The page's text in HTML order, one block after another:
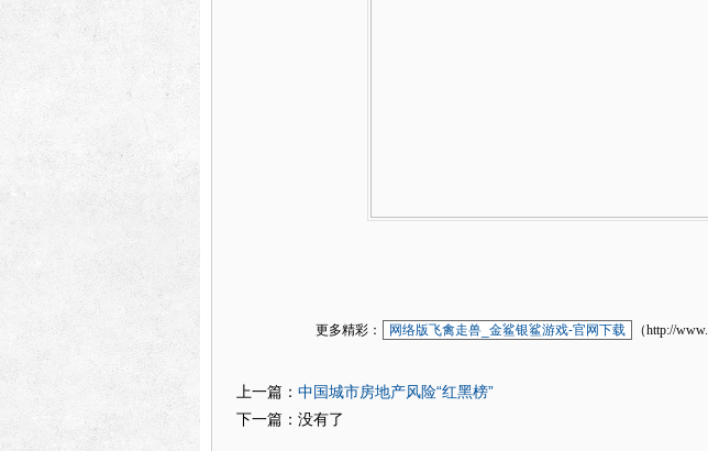
更多精彩： 网络版飞禽走兽_金鲨银鲨游戏-官网下载 （http://
上一篇： 中国城市房地产风险“红黑榜”
下一篇：没有了